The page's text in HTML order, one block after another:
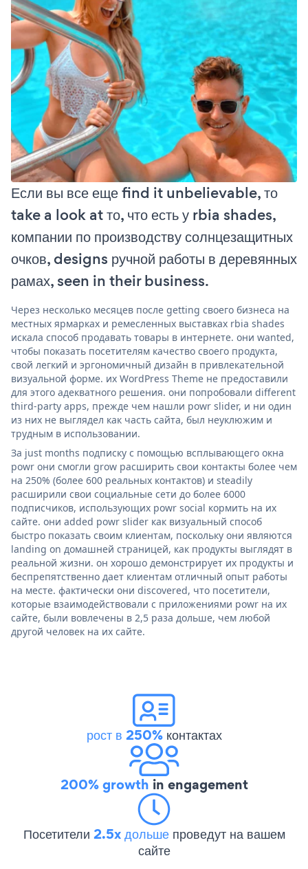
Если вы все еще find it unbelievable, то
take a look at то, что есть у rbia shades,
компании по производству солнцезащитных
очков, designs ручной работы в деревянных
рамах, seen in their business.
Через несколько месяцев после getting своего бизнеса на
местных ярмарках и ремесленных выставках rbia shades
искала способ продавать товары в интернете. они wanted,
чтобы показать посетителям качество своего продукта,
свой легкий и эргономичный дизайн в привлекательной
визуальной форме. их WordPress Theme не предоставили
для этого адекватного решения. они попробовали different
third-party apps, прежде чем нашли powr slider, и ни один
из них не выглядел как часть сайта, был неуклюжим и
трудным в использовании.
За just months подписку с помощью всплывающего окна
powr они смогли grow расширить свои контакты более чем
на 250% (более 600 реальных контактов) и steadily
расширили свои социальные сети до более 6000
подписчиков, использующих powr social кормить на их
сайте. они added powr slider как визуальный способ
быстро показать своим клиентам, поскольку они являются
landing on домашней страницей, как продукты выглядят в
реальной жизни. он хорошо демонстрирует их продукты и
беспрепятственно дает клиентам отличный опыт работы
на месте. фактически они discovered, что посетители,
которые взаимодействовали с приложениями powr на их
сайте, были вовлечены в 2,5 раза дольше, чем любой
другой человек на их сайте.
рост в 250%контактах
200% growth in engagement
Посетители 2.5x дольше проведут на вашем
сайте